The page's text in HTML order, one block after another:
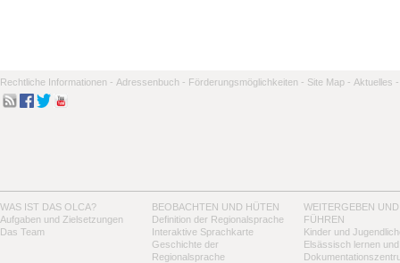
Rechtliche Informationen - Adressenbuch - Förderungsmöglichkeiten - Site Map - Aktuelles -
WAS IST DAS OLCA?
Aufgaben und Zielsetzungen
Das Team
BEOBACHTEN UND HÜTEN
Definition der Regionalsprache
Interaktive Sprachkarte
Geschichte der
Regionalsprache
WEITERGEBEN UND
FÜHREN
Kinder und
Elsässisch lernen